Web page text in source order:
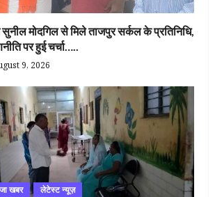
सुनील मोदगिल से मिले ताजपुर सर्कल के प्रतिनिधि,
पर हुई चर्चा…..
9, 2026
खबर लेटेस्ट न्यूज़